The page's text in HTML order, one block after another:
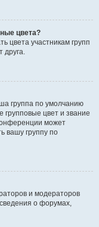
цвета?
цвета участникам групп
друга.
группа по умолчанию
групповые цвет и звание
может
вашу группу по
и модераторов
о форумах,